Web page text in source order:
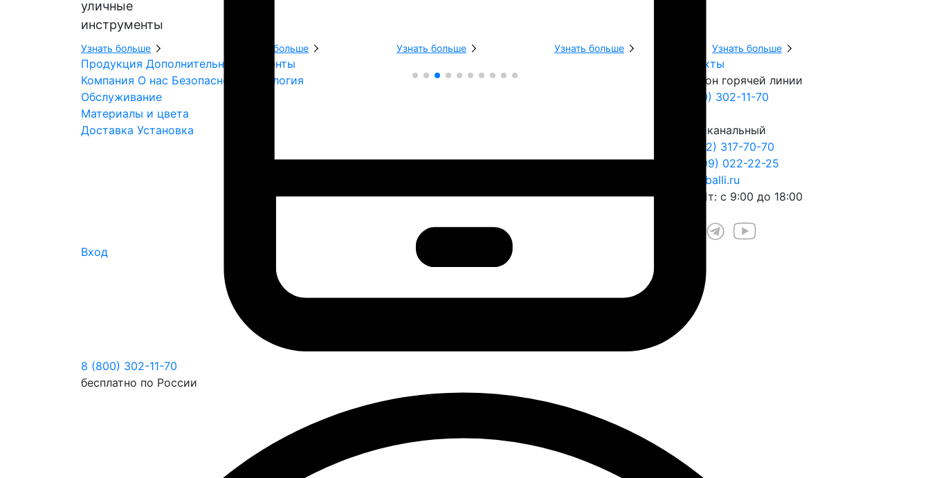
8 (800) 302-11-70
бесплатно по России
уличные
инструменты
Узнать больше Узнать больше Узнать больше Узнать больше Узнать больше
Продукция Дополнительные элементы
Компания О нас Безопасность
Экология
Обслуживание
Материалы и цвета
Доставка Установка
Контакты
Телефон горячей линии
8 (800) 302-11-70
Многоканальный
+7 (812) 317-70-70
+7 (999) 022-22-25
play@balli.ru
Пн – Пт: с 9:00 до 18:00
Вход